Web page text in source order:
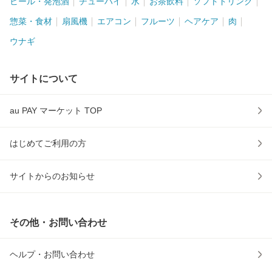
惣菜・食材 扇風機 エアコン フルーツ ヘアケア 肉
ウナギ
サイトについて
au PAY マーケット TOP
はじめてご利用の方
サイトからのお知らせ
その他・お問い合わせ
ヘルプ・お問い合わせ